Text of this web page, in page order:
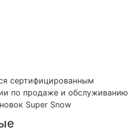
сертифицированным
по продаже и обслуживанию
Super Snow